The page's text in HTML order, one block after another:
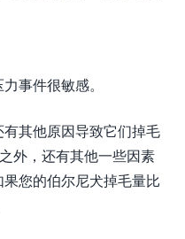
事件很敏感。
其他原因导致它们掉毛
外，还有其他一些因素
您的伯尔尼犬掉毛量比